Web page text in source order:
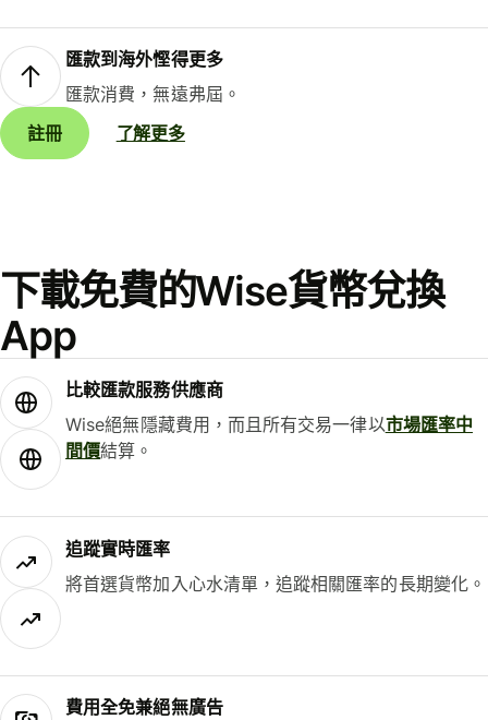
匯款到海外慳得更多
匯款消費，無遠弗屆。
註冊
了解更多
下載免費的Wise貨幣兌換
App
比較匯款服務供應商
Wise絕無隱藏費用，而且所有交易一律以市場匯率中
間價結算。
追蹤實時匯率
將首選貨幣加入心水清單，追蹤相關匯率的長期變化。
費用全免兼絕無廣告